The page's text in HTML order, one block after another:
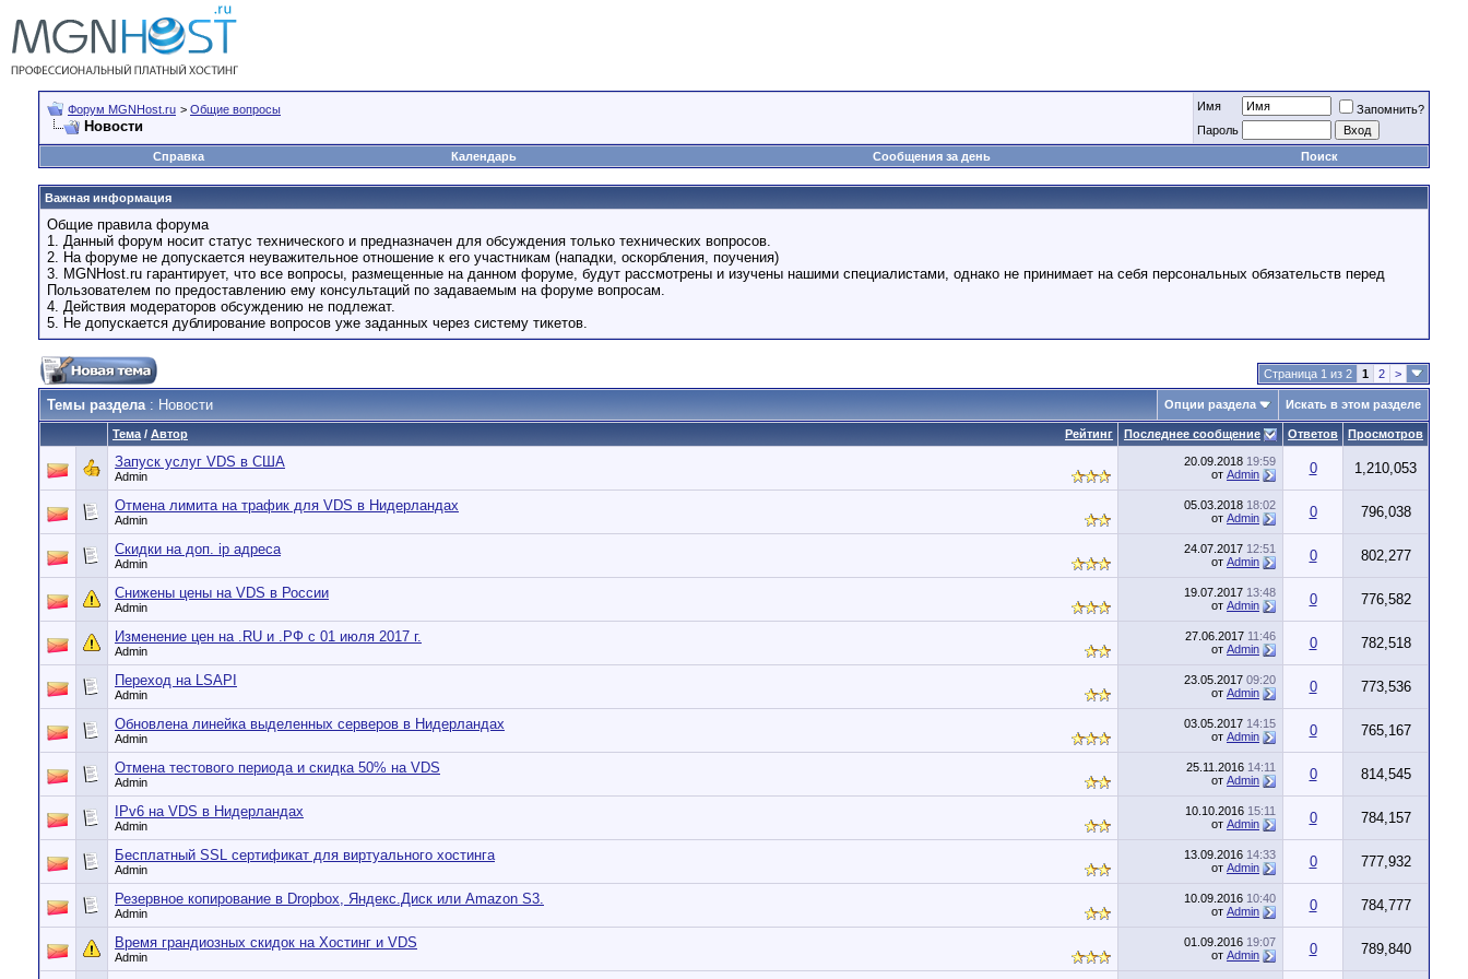
Форум MGNHost.ru > Общие вопросы
Новости
Имя
Запомнить?
Пароль
Справка
Календарь Сообщения за день Поиск
Важная информация
Общие правила форума
1. Данный форум носит статус технического и предназначен для обсуждения только технических вопросов.
2. На форуме не допускается неуважительное отношение к его участникам (нападки, оскорбления, поучения)
3. MGNHost.ru гарантирует, что все вопросы, размещенные на данном форуме, будут рассмотрены и изучены нашими специалистами, однако не принимает на себя персональных обязательств перед
Пользователем по предоставлению ему консультаций по задаваемым на форуме вопросам.
4. Действия модераторов обсуждению не подлежат.
5. Не допускается дублирование вопросов уже заданных через систему тикетов.
Страница 1 из 2 1 2 >
Темы раздела: Новости Опции раздела Искать в этом разделе
Рейтинг
Тема / Автор Последнее сообщение Ответов Просмотров
Запуск услуг VDS в США
Admin
20.09.2018 19:59
от Admin 0 1,210,053
Отмена лимита на трафик для VDS в Нидерландах
Admin
05.03.2018 18:02
от Admin 0 796,038
Скидки на доп. ip адреса
Admin
24.07.2017 12:51
от Admin 0 802,277
Снижены цены на VDS в России
Admin
19.07.2017 13:48
от Admin 0 776,582
Изменение цен на .RU и .РФ с 01 июля 2017 г.
Admin
27.06.2017 11:46
от Admin 0 782,518
Переход на LSAPI
Admin
23.05.2017 09:20
от Admin 0 773,536
Обновлена линейка выделенных серверов в Нидерландах
Admin
03.05.2017 14:15
от Admin 0 765,167
Отмена тестового периода и скидка 50% на VDS
Admin
25.11.2016 14:11
от Admin 0 814,545
IPv6 на VDS в Нидерландах
Admin
10.10.2016 15:11
от Admin 0 784,157
Бесплатный SSL сертификат для виртуального хостинга
Admin
13.09.2016 14:33
от Admin 0 777,932
Резервное копирование в Dropbox, Яндекс.Диск или Amazon S3.
Admin
10.09.2016 10:40
от Admin 0 784,777
Время грандиозных скидок на Хостинг и VDS
Admin
01.09.2016 19:07
от Admin 0 789,840